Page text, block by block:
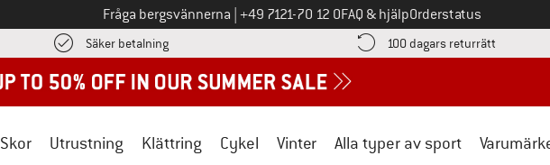
Fråga bergsvännerna Ring oss på
+49 7121-70 12 0FAQ & hjälpOrderstatus
Säker betalningHitta betalningsinformationen här! Öppnas i en inforuta
100 dagars returrätt Gå till
Skor Utrustning Klättring Cykel Vinter Alla typer av sport